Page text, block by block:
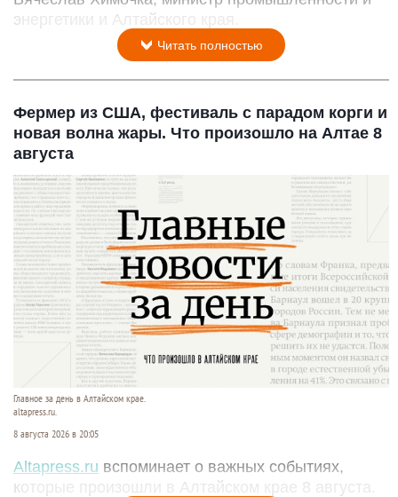
энергетики и Алтайского края.
Читать полностью
Фермер из США, фестиваль с парадом корги и
новая волна жары. Что произошло на Алтае 8
августа
Главное за день в Алтайском крае.
altapress.ru.
8 августа 2026 в 20:05
Altapress.ru вспоминает о важных событиях,
которые произошли в Алтайском крае 8 августа.